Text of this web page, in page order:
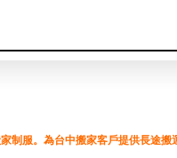
制服。為台中搬家客戶提供長途搬